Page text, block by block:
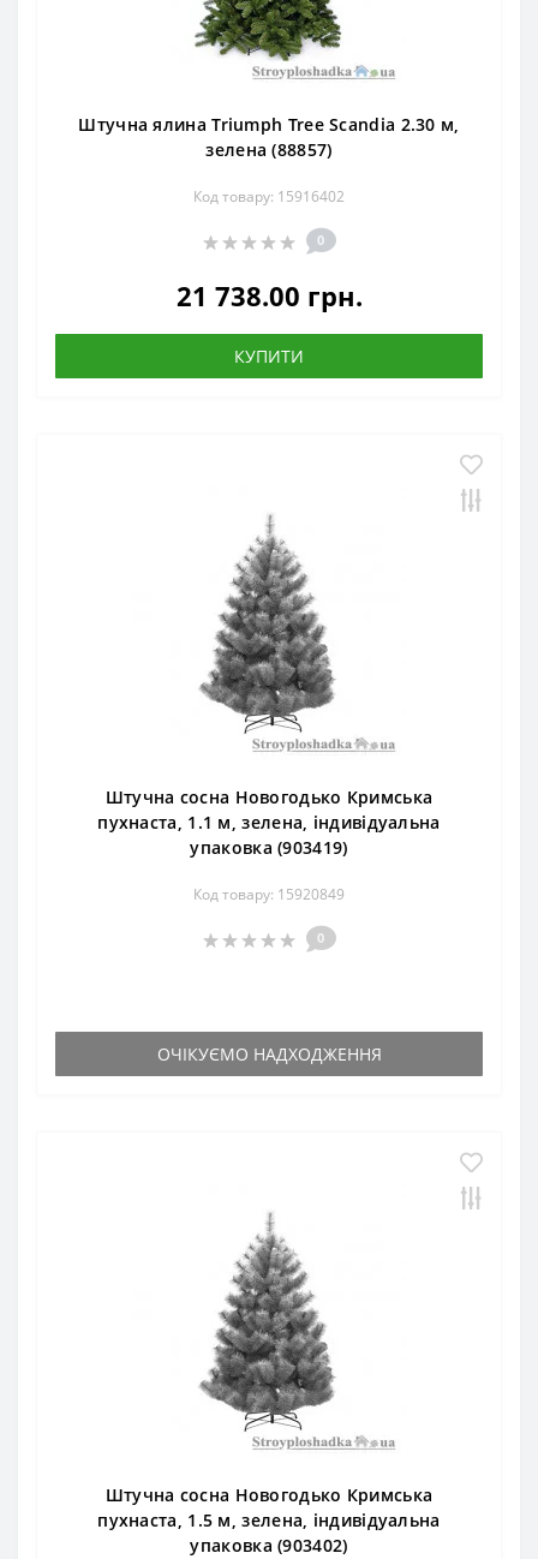
Штучна ялина Triumph Tree Scandia 2.30 м,
зелена (88857)
Код товару: 15916402
0
21 738.00 грн.
КУПИТИ
Штучна сосна Новогодько Кримська
пухнаста, 1.1 м, зелена, індивідуальна
упаковка (903419)
Код товару: 15920849
0
ОЧІКУЄМО НАДХОДЖЕННЯ
Штучна сосна Новогодько Кримська
пухнаста, 1.5 м, зелена, індивідуальна
упаковка (903402)